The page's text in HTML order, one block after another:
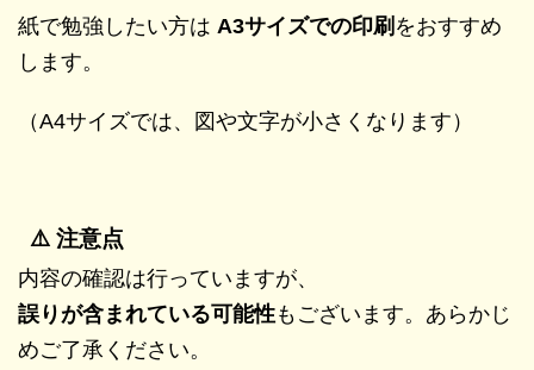
紙で勉強したい方は A3サイズでの印刷 をおすすめ
します。
（A4サイズでは、図や文字が小さくなります）
⚠️ 注意点
内容の確認は行っていますが、
誤りが含まれている可能性もございます。あらかじ
めご了承ください。